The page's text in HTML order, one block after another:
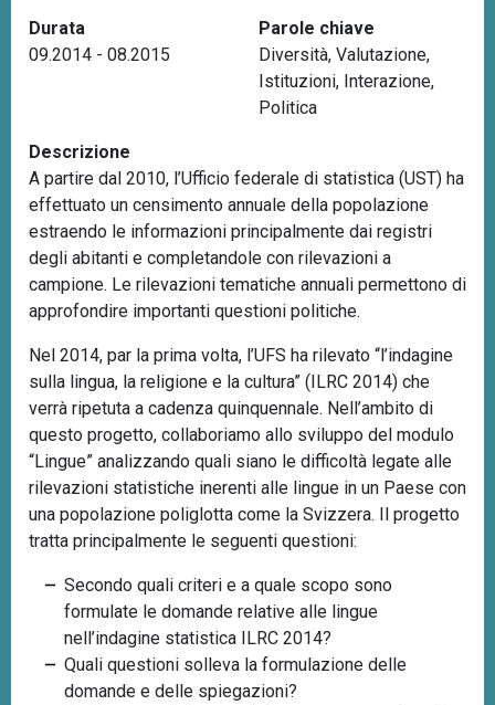
Durata
09.2014 - 08.2015
Parole chiave
Diversità, Valutazione,
Istituzioni, Interazione,
Politica
Descrizione
A partire dal 2010, l’Ufficio federale di statistica (UST) ha
effettuato un censimento annuale della popolazione
estraendo le informazioni principalmente dai registri
degli abitanti e completandole con rilevazioni a
campione. Le rilevazioni tematiche annuali permettono di
approfondire importanti questioni politiche.
Nel 2014, par la prima volta, l’UFS ha rilevato “l’indagine
sulla lingua, la religione e la cultura” (ILRC 2014) che
verrà ripetuta a cadenza quinquennale. Nell’ambito di
questo progetto, collaboriamo allo sviluppo del modulo
“Lingue” analizzando quali siano le difficoltà legate alle
rilevazioni statistiche inerenti alle lingue in un Paese con
una popolazione poliglotta come la Svizzera. Il progetto
tratta principalmente le seguenti questioni:
Secondo quali criteri e a quale scopo sono
formulate le domande relative alle lingue
nell’indagine statistica ILRC 2014?
Quali questioni solleva la formulazione delle
domande e delle spiegazioni?